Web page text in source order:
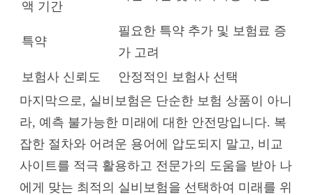
액 기간
특약
필요한 특약 추가 및 보험료 증
가 고려
보험사 신뢰도
안정적인 보험사 선택
마지막으로, 실비보험은 단순한 보험 상품이 아니
라, 예측 불가능한 미래에 대한 안전망입니다. 복
잡한 절차와 어려운 용어에 압도되지 말고, 비교
사이트를 적극 활용하고 전문가의 도움을 받아 나
에게 맞는 최적의 실비보험을 선택하여 미래를 위